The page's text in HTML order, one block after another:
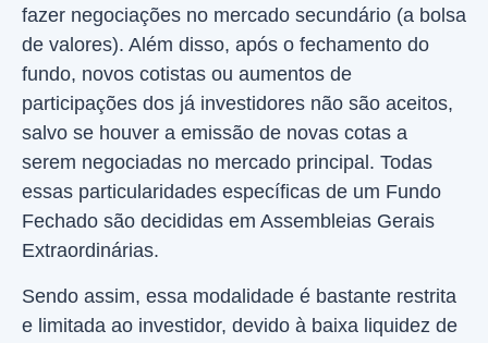
fazer negociações no mercado secundário (a bolsa
de valores). Além disso, após o fechamento do
fundo, novos cotistas ou aumentos de
participações dos já investidores não são aceitos,
salvo se houver a emissão de novas cotas a
serem negociadas no mercado principal. Todas
essas particularidades específicas de um Fundo
Fechado são decididas em Assembleias Gerais
Extraordinárias.
Sendo assim, essa modalidade é bastante restrita
e limitada ao investidor, devido à baixa liquidez de